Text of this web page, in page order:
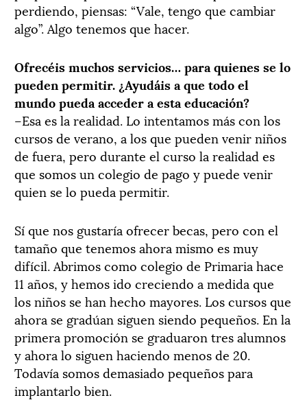
perdiendo, piensas: “Vale, tengo que cambiar
algo”. Algo tenemos que hacer.
Ofrecéis muchos servicios… para quienes se lo
pueden permitir. ¿Ayudáis a que todo el
mundo pueda acceder a esta educación?
–Esa es la realidad. Lo intentamos más con los
cursos de verano, a los que pueden venir niños
de fuera, pero durante el curso la realidad es
que somos un colegio de pago y puede venir
quien se lo pueda permitir.
Sí que nos gustaría ofrecer becas, pero con el
tamaño que tenemos ahora mismo es muy
difícil. Abrimos como colegio de Primaria hace
11 años, y hemos ido creciendo a medida que
los niños se han hecho mayores. Los cursos que
ahora se gradúan siguen siendo pequeños. En la
primera promoción se graduaron tres alumnos
y ahora lo siguen haciendo menos de 20.
Todavía somos demasiado pequeños para
implantarlo bien.